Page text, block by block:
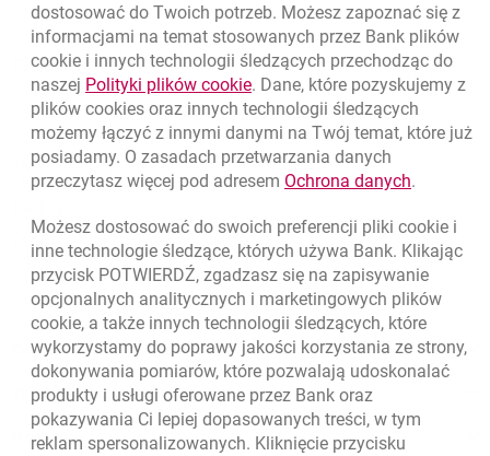
Nawigacja dolna
Zadzwoń do nas
801 331 331
(+48) 22 598 40 40
Migam
Znajdź placówkę lub bankomat otwiera się w nowej karcie
Oceń nas otwiera się w nowej karcie
Złóż wniosek przez internet
Skontaktuj się ze Specjalistą
O banku
dostosować do Twoich potrzeb. Możesz zapoznać się z
informacjami na temat stosowanych przez Bank plików
cookie i innych technologii śledzących przechodząc do
naszej Polityki plików cookielink otwiera się w nowym oknie
. Dane, które pozyskujemy z
plików cookies oraz innych technologii śledzących
możemy łączyć z innymi danymi na Twój temat, które już
posiadamy. O zasadach przetwarzania danych
przeczytasz więcej pod adresem Ochrona danychlink
.
Możesz dostosować do swoich preferencji pliki cookie i
inne technologie śledzące, których używa Bank. Klikając
przycisk POTWIERDŹ, zgadzasz się na zapisywanie
opcjonalnych analitycznych i marketingowych plików
cookie, a także innych technologii śledzących, które
wykorzystamy do poprawy jakości korzystania ze strony,
dokonywania pomiarów, które pozwalają udoskonalać
produkty i usługi oferowane przez Bank oraz
pokazywania Ci lepiej dopasowanych treści, w tym
reklam spersonalizowanych. Kliknięcie przycisku